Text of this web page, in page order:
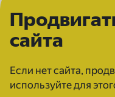
сайта
Если нет сайта,
используйте для